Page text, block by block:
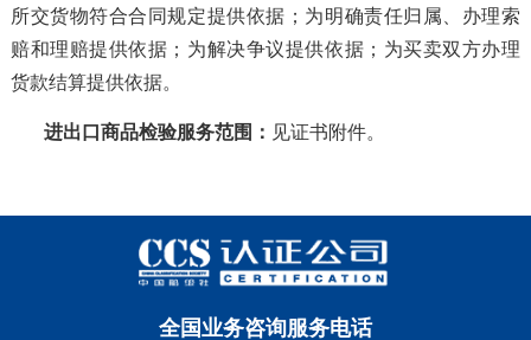
所交货物符合合同规定提供依据；为明确责任归属、办理索
赔和理赔提供依据；为解决争议提供依据；为买卖双方办理
货款结算提供依据。
进出口商品检验服务范围： 见证书附件。
全国业务咨询服务电话